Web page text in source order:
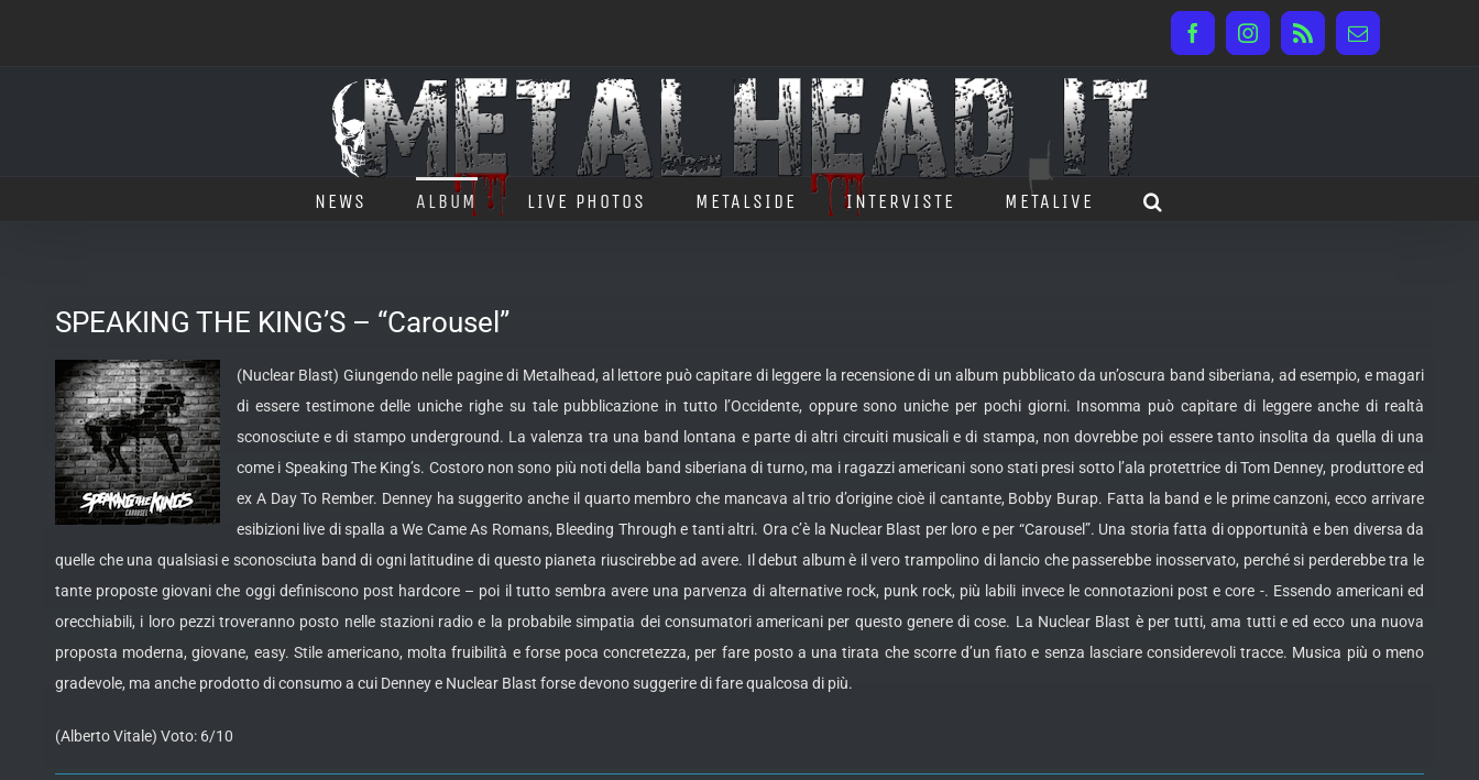
FacebookInstagram
Rss Email
NEWS ALBUM LIVE PHOTOS METALSIDE INTERVISTE METALIVE
SPEAKING THE KING’S – “Carousel”
(Nuclear Blast) Giungendo nelle pagine di Metalhead, al lettore può capitare di leggere la recensione di un album pubblicato da un’oscura band siberiana, ad esempio, e magari
di essere testimone delle uniche righe su tale pubblicazione in tutto l’Occidente, oppuresono uniche per pochi giorni. Insomma può capitare di leggere anche di realtà
sconosciute e di stampo underground. La valenza tra una band lontana e parte di altri circuiti musicali e di stampa, non dovrebbe poi essere tanto insolita da quella di una
come i Speaking The King’s. Costoro non sono più noti della band siberiana di turno, ma i ragazzi americani sono stati presi sotto l’ala protettrice di Tom Denney, produttore ed
ex A Day To Rember. Denney ha suggerito anche il quarto membro che mancava al trio d’origine cioè il cantante, Bobby Burap. Fatta la band e le prime canzoni, ecco arrivare
esibizioni live di spalla a We Came As Romans, Bleeding Through e tanti altri. Ora c’è la Nuclear Blast per loro e per “Carousel”. Una storia fatta di opportunità e ben diversa da
quelle che una qualsiasi e sconosciuta band di ogni latitudine di questo pianeta riuscirebbe ad avere. Il debut album è il vero trampolino di lancio che passerebbe inosservato, perché si perderebbe tra le
tante proposte giovani che oggi definiscono post hardcore – poi il tutto sembra avere una parvenza di alternative rock, punk rock, più labili invece le connotazioni post e core -. Essendo americani ed
orecchiabili, i loro pezzi troveranno posto nelle stazioni radio e la probabile simpatia dei consumatori americani per questo genere di cose. La Nuclear Blast è per tutti, ama tutti e ed ecco una nuova
proposta moderna, giovane, easy. Stile americano, molta fruibilità e forse poca concretezza, per fare posto a una tirata che scorre d’un fiato e senza lasciare considerevoli tracce. Musica più o meno
gradevole, ma anche prodotto di consumo a cui Denney e Nuclear Blast forse devono suggerire di fare qualcosa di più.
(Alberto Vitale) Voto: 6/10